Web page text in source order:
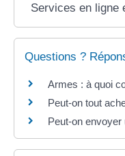
Services en ligne
Questions ?
Armes : à quoi
Peut-on tout
Peut-on